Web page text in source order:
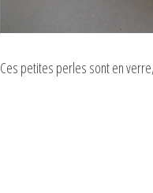
Ces petites perles sont en